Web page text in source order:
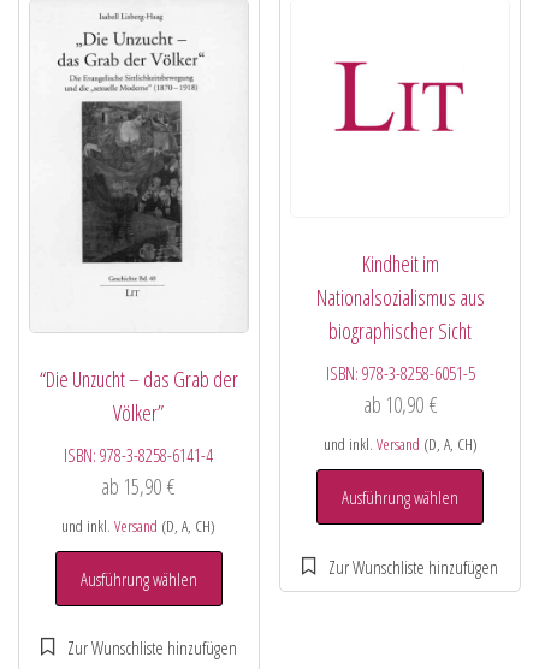
“Die Unzucht – das Grab der
Völker”
ISBN:978-3-8258-6141-4
ab 15,90€
und inkl.Versand (D, A, CH)
Ausführung wählen
Kindheit im
Nationalsozialismus aus
biographischer Sicht
ISBN: 978-3-8258-6051-5
ab 10,90 €
und inkl. Versand (D, A, CH)
Ausführung wählen